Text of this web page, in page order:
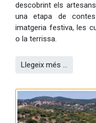
descobrint els
una etapa de
imatgeria festiva, les
o la terrissa.
Llegeix més …